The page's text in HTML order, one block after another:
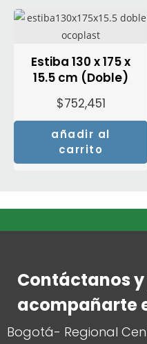
Estiba 130 x 175 x
15.5 cm (Doble)
$752,451
añadir al
carrito
Contáctanos
acompañarte
Bogotá- Regional